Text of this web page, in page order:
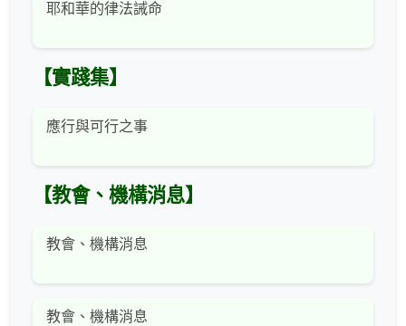
耶和華的律法誡命
【實踐集】
應行與可行之事
【教會、機構消息】
教會、機構消息
教會、機構消息